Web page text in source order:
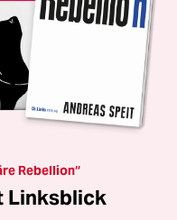
Rebellion“
Linksblick